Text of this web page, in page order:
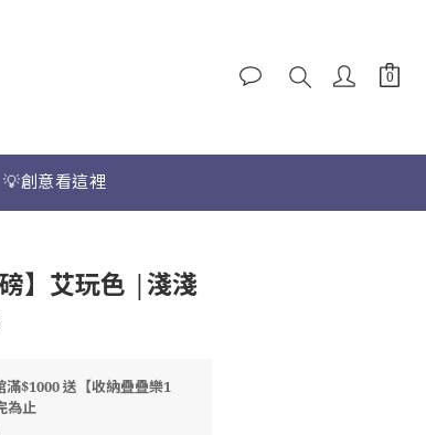
💡創意看這裡
】艾玩色 |淺淺
$1000 送【收納疊疊樂1
為止